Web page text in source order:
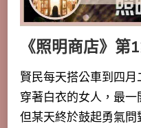
《照明商店》第
賢民每天搭公車到四
穿著白衣的女人，最一
但某天終於鼓起勇氣問